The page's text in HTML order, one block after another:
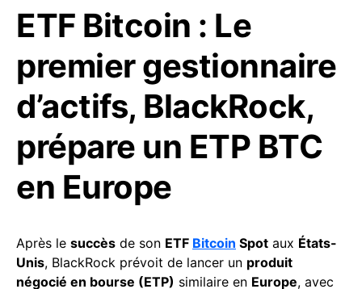
ETF Bitcoin : Le
premier gestionnaire
d’actifs, BlackRock,
prépare un ETP BTC
en Europe
Après le succès de son ETF Bitcoin Spot aux États-
Unis, BlackRock prévoit de lancer un produit
négocié en bourse (ETP) similaire en Europe, avec